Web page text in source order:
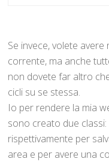
Se invece, volete
corrente, ma anche
non dovete far altro
cicli su se stessa.
Io per rendere la mia
sono creato due classi:
rispettivamente per
area e per avere una